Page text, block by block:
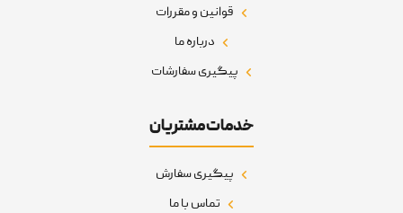
قوانین و مقررات
درباره ما
پیگیری سفارشات
خدمات مشتریان
پیگیری سفارش
تماس با ما